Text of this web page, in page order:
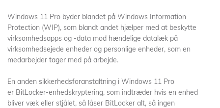
Windows 11 Pro byder blandet på Windows Information
Protection (WIP), som blandt andet hjælper med at beskytte
virksomhedsapps og -data mod hændelige datalæk på
virksomhedsejede enheder og personlige enheder, som en
medarbejder tager med på arbejde.
En anden sikkerhedsforanstaltning i Windows 11 Pro
er BitLocker-enhedskryptering, som indtræder hvis en enhed
bliver væk eller stjålet, så låser BitLocker alt, så ingen